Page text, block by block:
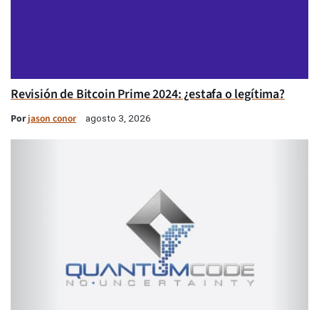
Revisión de Bitcoin Prime 2024: ¿estafa o legítima?
Porjason conor agosto 3, 2026